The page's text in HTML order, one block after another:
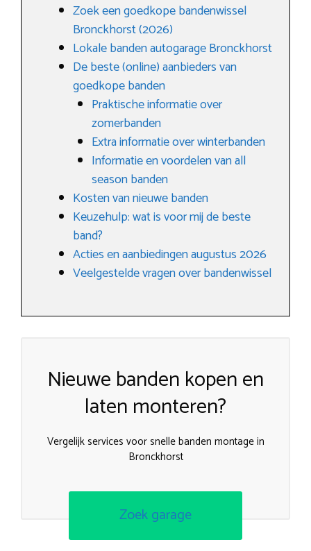
Zoek een goedkope bandenwissel
Bronckhorst (2026)
Lokale banden autogarage Bronckhorst
De beste (online) aanbieders van
goedkope banden
Praktische informatie over
zomerbanden
Extra informatie over winterbanden
Informatie en voordelen van all
season banden
Kosten van nieuwe banden
Keuzehulp: wat is voor mij de beste
band?
Acties en aanbiedingen augustus 2026
Veelgestelde vragen over bandenwissel
Nieuwe banden kopen en
laten monteren?
Vergelijk services voor snelle banden montage in
Bronckhorst
Zoek garage